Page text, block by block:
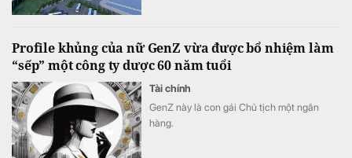
Profile khủng của nữ GenZ vừa được bổ nhiệm làm
“sếp” một công ty dược 60 năm tuổi
Tài chính
GenZ này là con gái Chủ tịch một ngân
hàng.